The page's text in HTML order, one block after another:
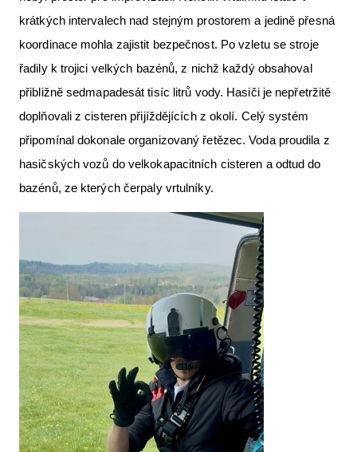
krátkých intervalech nad stejným prostorem a jedině přesná
koordinace mohla zajistit bezpečnost. Po vzletu se stroje
řadily k trojici velkých bazénů, z nichž každý obsahoval
přibližně sedmapadesát tisíc litrů vody. Hasiči je nepřetržitě
doplňovali z cisteren přijíždějících z okolí. Celý systém
připomínal dokonale organizovaný řetězec. Voda proudila z
hasičských vozů do velkokapacitních cisteren a odtud do
bazénů, ze kterých čerpaly vrtulníky.